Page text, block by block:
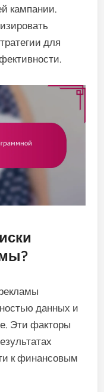
кампании.
для
данных и
Эти факторы
к финансовым